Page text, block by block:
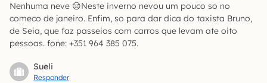
Nenhuma neve 😔Neste inverno nevou um pouco so no
comeco de janeiro. Enfim, so para dar dica do taxista Bruno,
de Seia, que faz passeios com carros que levam ate oito
pessoas. fone: +351 964 385 075.
Sueli
Responder